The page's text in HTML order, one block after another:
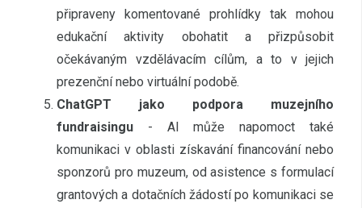
připraveny komentované prohlídky tak mohou
edukační aktivity obohatit a přizpůsobit
očekávaným vzdělávacím cílům, a to v jejich
prezenční nebo virtuální podobě.
ChatGPT jako podpora muzejního
fundraisingu - AI může napomoct také
komunikaci v oblasti získavání financování nebo
sponzorů pro muzeum, od asistence s formulací
grantových a dotačních žádostí po komunikaci se